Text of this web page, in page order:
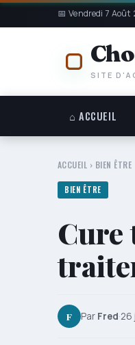
📅 Vendredi 7 Août
SITE
⌂ ACCUEIL
ACCUEIL › BIEN ÊTRE
BIEN ÊTRE
Cure
F Par Fred·26